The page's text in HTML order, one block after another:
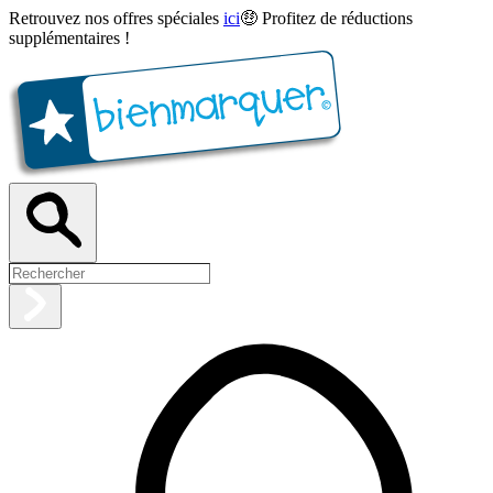
Retrouvez nos offres spéciales ici🤑 Profitez de réductions
supplémentaires !